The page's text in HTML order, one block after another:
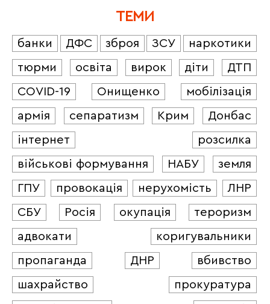
ТЕМИ
банки ДФС зброя ЗСУ
наркотики
тюрми
освіта вирок діти
ДТП
COVID-19
Онищенко
мобілізація
армія
сепаратизм Крим
Донбас
інтернет
розсилка
військові формування
НАБУ
земля
ГПУ
провокація нерухомість
ЛНР
СБУ
Росія окупація
тероризм
адвокати
коригувальники
пропаганда
ДНР
вбивство
шахрайство
прокуратура